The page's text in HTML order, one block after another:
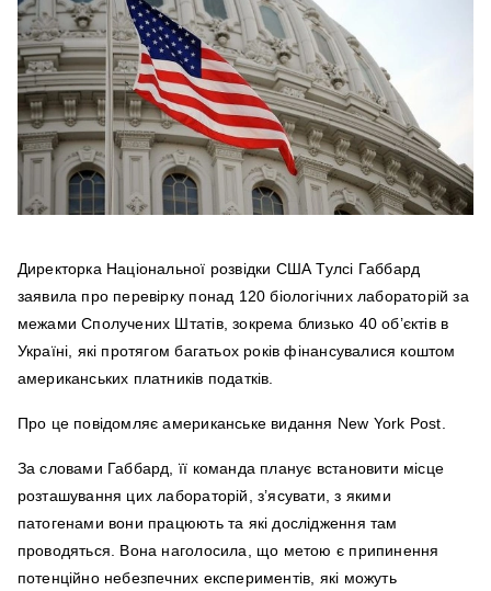
Директорка Національної розвідки США Тулсі Габбард
заявила про перевірку понад 120 біологічних лабораторій за
межами Сполучених Штатів, зокрема близько 40 об’єктів в
Україні, які протягом багатьох років фінансувалися коштом
американських платників податків.
Про це повідомляє американське видання New York Post.
За словами Габбард, її команда планує встановити місце
розташування цих лабораторій, з’ясувати, з якими
патогенами вони працюють та які дослідження там
проводяться. Вона наголосила, що метою є припинення
потенційно небезпечних експериментів, які можуть